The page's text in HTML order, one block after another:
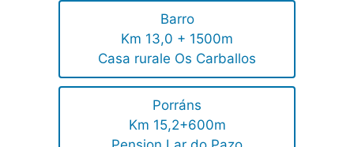
Barro
Km 13,0 + 1500m
Casa rurale Os Carballos
Porráns
Km 15,2+600m